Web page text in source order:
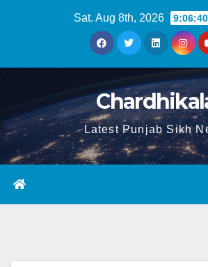
Sat. Aug 8th, 2026
Latest Punjab Sikh